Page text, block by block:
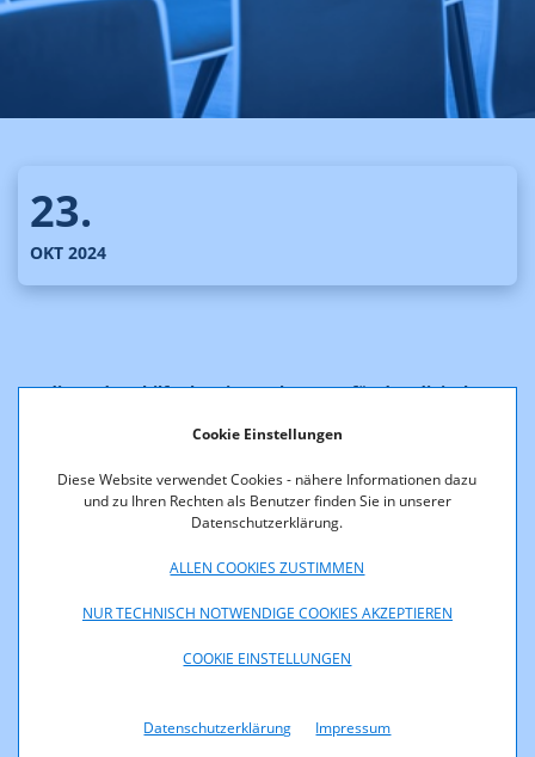
Cookie Einstellungen
Diese Website verwendet Cookies - nähere Informationen dazu
und zu Ihren Rechten als Benutzer finden Sie in unserer
Datenschutzerklärung.
ALLEN COOKIES ZUSTIMMEN
NUR TECHNISCH NOTWENDIGE COOKIES AKZEPTIEREN
COOKIE EINSTELLUNGEN
Datenschutzerklärung Impressum
23.
OKT 2024
"Radio und Mobilfunk - ein starkes Duo für den digitalen
EWF, Digitalradio DAB+) gemeinsam mit ‚AT-Alert‘
Die Veranstaltung "Radio und Mobilfunk - ein starkes Duo für
den digitalen Katastrophenschutz" - Automatic Safety Alert
(ASA, vorm. EWF, Digitalradio DAB+) gemeinsam mit ‚AT-Alert‘
Das Programm und die zur Veröffentlichung freigegebene
Die zum Teil aus Tabellen und Grafiken bestehende